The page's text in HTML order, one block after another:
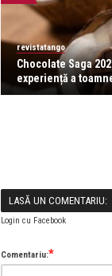
revistatango
Chocolate Saga
experiență a
LASĂ UN COMENTARIU:
Login cu Facebook
Comentariu:*